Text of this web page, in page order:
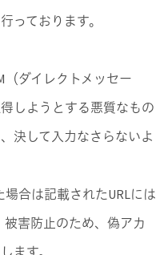
っております。
ダイレクトメッセー
しようとする悪質なもの
決して入力なさらないよ
合は記載されたURLには
被害防止のため、偽アカ
ます。